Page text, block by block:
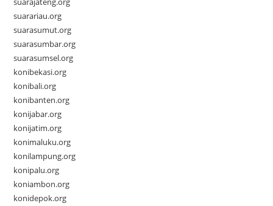
suarariau.org
suarasumut.org
suarasumbar.org
suarasumsel.org
konibekasi.org
konibali.org
konibanten.org
konijabar.org
konijatim.org
konimaluku.org
konilampung.org
konipalu.org
koniambon.org
konidepok.org